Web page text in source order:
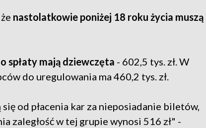
nastolatkowie poniżej 18 roku życia muszą
spłaty mają dziewczęta - 602,5 tys. zł. W
do uregulowania ma 460,2 tys. zł.
od płacenia kar za nieposiadanie biletów,
zaległość w tej grupie wynosi 516 zł" -